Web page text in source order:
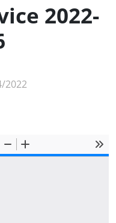
2022-
2022